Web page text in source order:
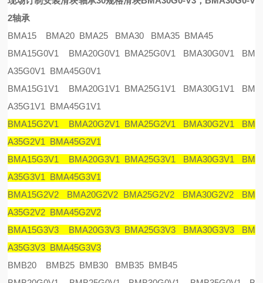
2轴承
BMA15 BMA20 BMA25 BMA30 BMA35 BMA45
BMA15G0V1 BMA20G0V1 BMA25G0V1 BMA30G0V1 BM
A35G0V1 BMA45G0V1
BMA15G1V1 BMA20G1V1 BMA25G1V1 BMA30G1V1 BM
A35G1V1 BMA45G1V1
BMA15G2V1 BMA20G2V1 BMA25G2V1 BMA30G2V1 BM
A35G2V1 BMA45G2V1
BMA15G3V1 BMA20G3V1 BMA25G3V1 BMA30G3V1 BM
A35G3V1 BMA45G3V1
BMA15G2V2 BMA20G2V2 BMA25G2V2 BMA30G2V2 BM
A35G2V2 BMA45G2V2
BMA15G3V3 BMA20G3V3 BMA25G3V3 BMA30G3V3 BM
A35G3V3 BMA45G3V3
BMB20 BMB25 BMB30 BMB35 BMB45